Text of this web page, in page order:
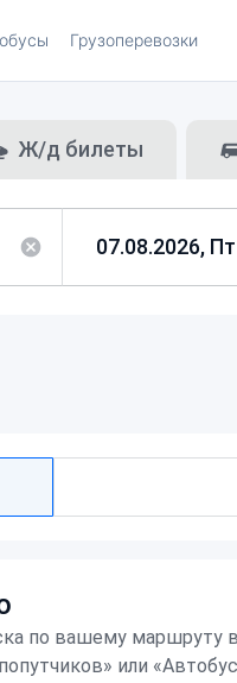
Грузоперевозки
Ж/д билеты
по вашему маршруту
или